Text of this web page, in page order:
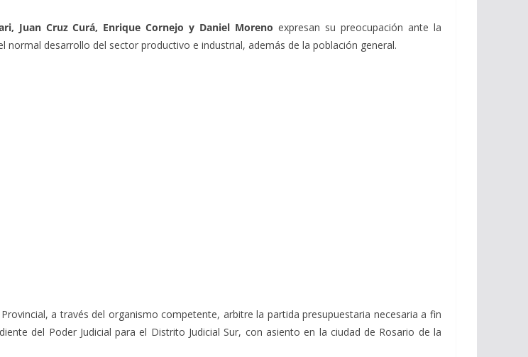
Juan Cruz Curá, Enrique Cornejo y Daniel Morenoexpresan su preocupación ante la
desarrollo del sector productivo e industrial, además de la población general.
a través del organismo competente, arbitre la partida presupuestaria necesaria a fin
del Poder Judicial para el Distrito Judicial Sur, con asiento en la ciudad de Rosario de la